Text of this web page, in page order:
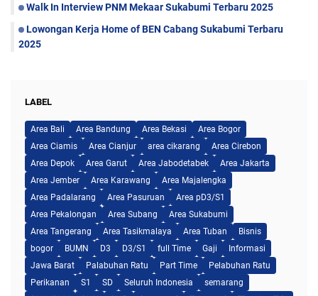
Walk In Interview PNM Mekaar Sukabumi Terbaru 2025
Lowongan Kerja Home of BEN Cabang Sukabumi Terbaru
2025
LABEL
Area Bali Area Bandung Area Bekasi
Area Bogor
Area Ciamis
Area Cianjur area cikarang
Area Cirebon
Area Depok
Area Garut Area Jabodetabek
Area Jakarta
Area Jember
Area Karawang
Area Majalengka
Area Padalarang
Area Pasuruan
Area pD3/S1
Area Pekalongan
Area Subang
Area Sukabumi
Area Tangerang
Area Tasikmalaya Area Tuban
Bisnis
bogor
BUMN D3 D3/S1 full Time Gaji
Informasi
Jawa Barat
Palabuhan Ratu Part Time
Pelabuhan Ratu
Perikanan
S1 SD Seluruh Indonesia
semarang